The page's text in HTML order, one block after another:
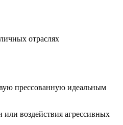
отраслях
прессованную идеальным
или воздействия агрессивных